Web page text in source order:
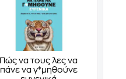
Πώς να τους λες να
πάνε να γ*μηθούνε